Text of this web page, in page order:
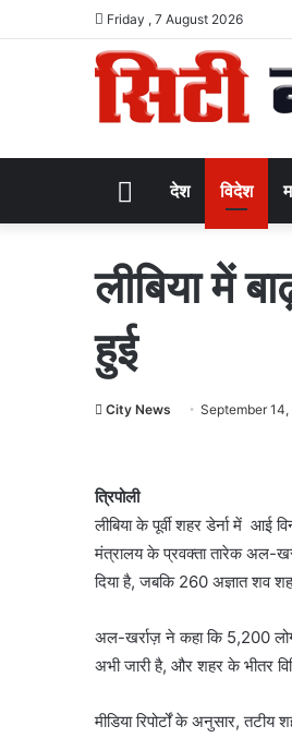
Friday , 7 August 2026
Homeदेश विदेश
लीबिया में
हुई
City News September
त्रिपोली
लीबिया के पूर्वी शहर डेर्ना में
मंत्रालय के प्रवक्ता तारेक अल-
दिया है, जबकि 260 अज्ञात शव
अल-खर्राज़ ने कहा कि 5,200
अभी जारी है, और शहर के भीतर
मीडिया रिपोर्टों के अनुसार,